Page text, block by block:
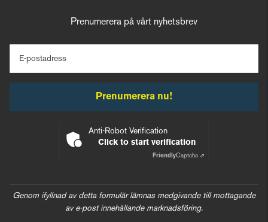
Prenumerera på vårt nyhetsbrev
E-postadress
Prenumerera nu!
Anti-Robot Verification
Click to start verification
FriendlyCaptcha ⇗
Genom ifyllnad av detta formulär lämnas medgivande till mottagande
av e-post innehållande marknadsföring.